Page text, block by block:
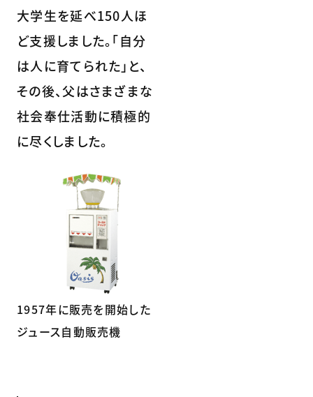
大学生を延べ150人ほ
ど支援しました。「自分
は人に育てられた」と、
その後、父はさまざまな
社会奉仕活動に積極的
に尽くしました。
1957年に販売を開始した
ジュース自動販売機